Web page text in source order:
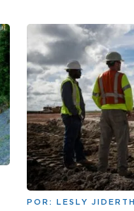
POR: LESLY